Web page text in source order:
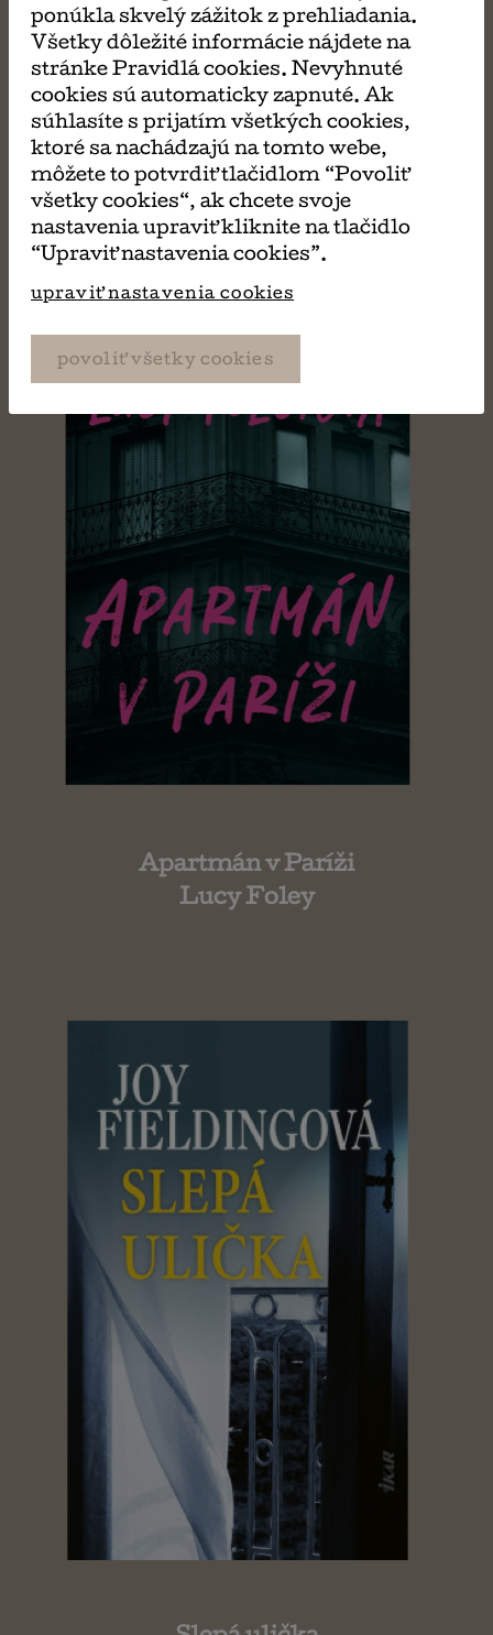
MÔŽE SA VÁM TIEŽ
PÁČIŤ
Apartmán v Paríži
Lucy Foley
ponúkla skvelý zážitok z prehliadania.
Všetky dôležité informácie nájdete na
stránke Pravidlá cookies. Nevyhnuté
cookies sú automaticky zapnuté. Ak
súhlasíte s prijatím všetkých cookies,
ktoré sa nachádzajú na tomto webe,
môžete to potvrdiť tlačidlom “Povoliť
všetky cookies“, ak chcete svoje
nastavenia upraviť kliknite na tlačidlo
“Upraviť nastavenia cookies”.
upraviť nastavenia cookies
povoliť všetky cookies